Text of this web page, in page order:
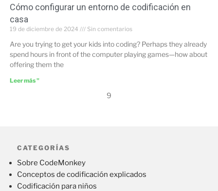
Cómo configurar un entorno de codificación en
casa
19 de diciembre de 2024 Sin comentarios
Are you trying to get your kids into coding? Perhaps they already
spend hours in front of the computer playing games—how about
offering them the
Leer más "
9
CATEGORÍAS
Sobre CodeMonkey
Conceptos de codificación explicados
Codificación para niños